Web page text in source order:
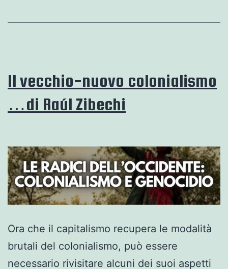
Il vecchio-nuovo colonialismo
…di Raúl Zibechi
Ora che il capitalismo recupera le modalità
brutali del colonialismo, può essere
necessario rivisitare alcuni dei suoi aspetti